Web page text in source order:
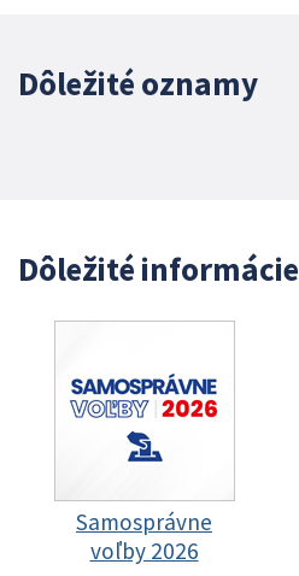
Dôležité oznamy
Dôležité informácie
Samosprávne
voľby 2026